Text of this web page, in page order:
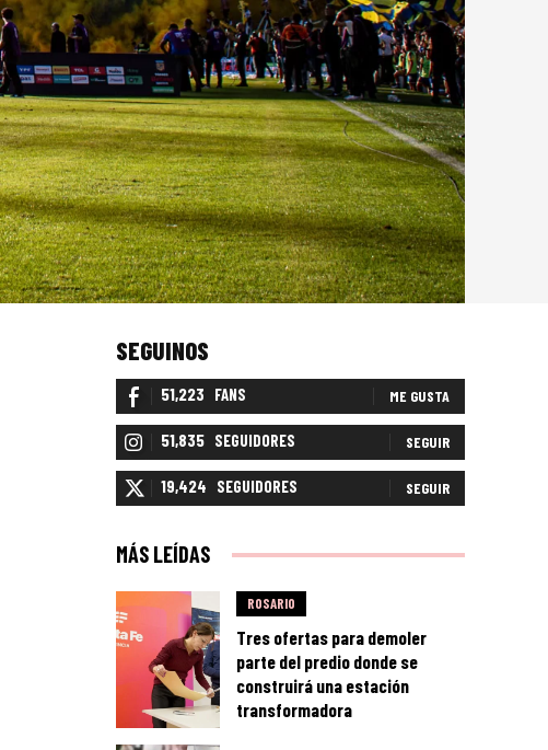
SEGUINOS
51,223 FANS ME GUSTA
51,835 SEGUIDORES SEGUIR
19,424 SEGUIDORES SEGUIR
MÁS LEÍDAS
ROSARIO
Tres ofertas para demoler
parte del predio donde se
construirá una estación
transformadora